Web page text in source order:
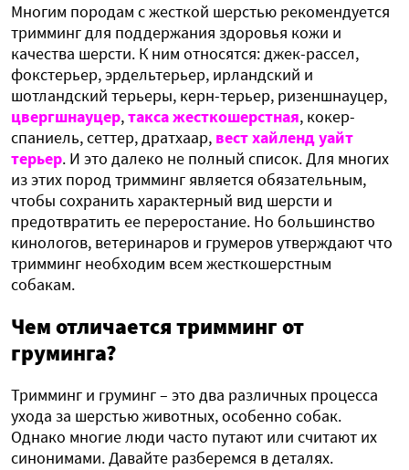
Многим породам с жесткой шерстью рекомендуется
тримминг для поддержания здоровья кожи и
качества шерсти. К ним относятся: джек-рассел,
фокстерьер, эрдельтерьер, ирландский и
шотландский терьеры, керн-терьер, ризеншнауцер,
цвергшнауцер,такса жесткошерстная, кокер-
спаниель, сеттер, дратхаар, вест хайленд уайт
терьер. И это далеко не полный список. Для многих
из этих пород тримминг является обязательным,
чтобы сохранить характерный вид шерсти и
предотвратить ее переростание. Но большинство
кинологов, ветеринаров и грумеров утверждают что
тримминг необходим всем жесткошерстным
собакам.
Чем отличается тримминг от
груминга?
Тримминг и груминг – это два различных процесса
ухода за шерстью животных, особенно собак.
Однако многие люди часто путают или считают их
синонимами. Давайте разберемся в деталях.